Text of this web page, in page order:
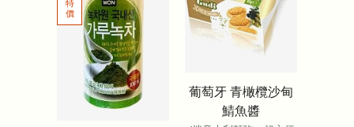
葡萄牙 青橄欖沙甸
鯖魚醬